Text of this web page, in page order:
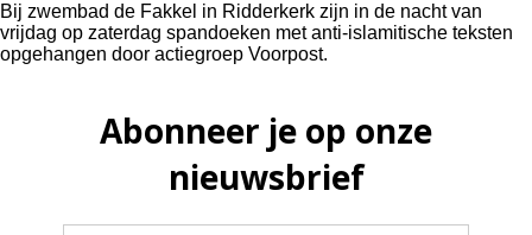
Bij zwembad de Fakkel in Ridderkerk zijn in de nacht van
vrijdag op zaterdag spandoeken met anti-islamitische teksten
opgehangen door actiegroep Voorpost.